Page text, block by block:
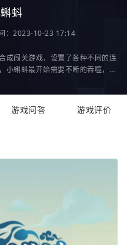
蚪
：2023-10-23 17:14
成闯关游戏，设置了各种不同的连
小蝌蚪最开始需要不断的吞噬，才
游戏问答 游戏评价